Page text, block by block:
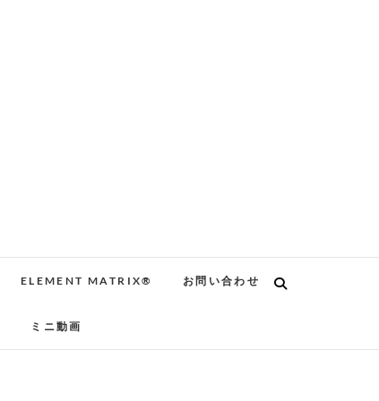
ELEMENT MATRIX® お問い合わせ
ミニ動画